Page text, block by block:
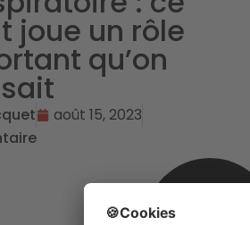
joue un rôle
qu’on
août 15, 2023